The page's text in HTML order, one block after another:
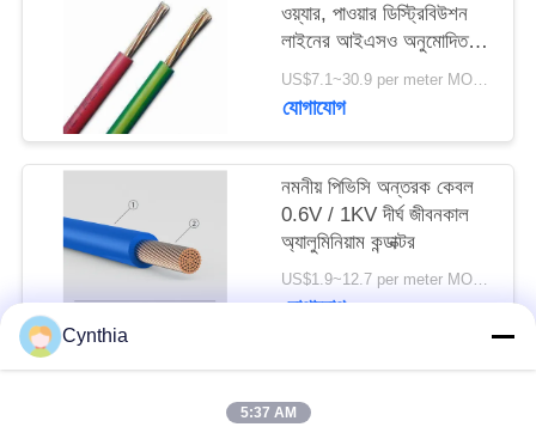
ওয়্যার, পাওয়ার ডিস্ট্রিবিউশন
লাইনের আইএসও অনুমোদিত 4
টি কোর পিভিসি কেবল
US$7.1~30.9 per meter MOQ:2000meter
যোগাযোগ
নমনীয় পিভিসি অন্তরক কেবল
0.6V / 1KV দীর্ঘ জীবনকাল
অ্যালুমিনিয়াম কন্ডাক্টর
US$1.9~12.7 per meter MOQ:500meter
যোগাযোগ
Cynthia
5:37 AM